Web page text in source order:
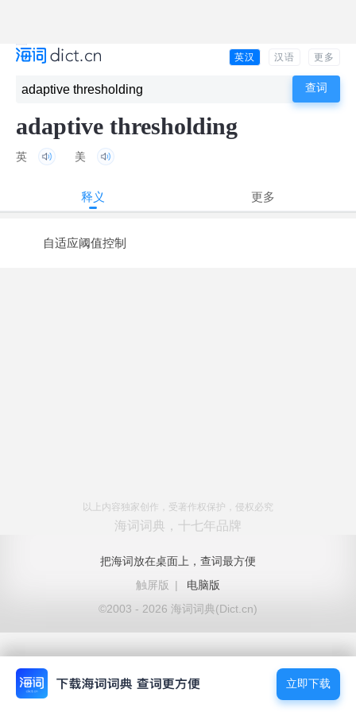
英汉 汉语 更多
adaptive thresholding
英 美
释义 更多
自适应阈值控制
以上内容独家创作，受著作权保护，侵权必究
海词词典，十七年品牌
把海词放在桌面上，查词最方便
触屏版
|
电脑版
©2003 - 2026 海词词典(Dict.cn)
立即下载
立即下载